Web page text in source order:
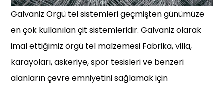
Galvaniz Örgü tel sistemleri geçmişten günümüze
en çok kullanılan çit sistemleridir. Galvaniz olarak
imal ettiğimiz örgü tel malzemesi Fabrika, villa,
karayoları, askeriye, spor tesisleri ve benzeri
alanların çevre emniyetini sağlamak için